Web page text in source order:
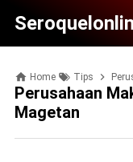
Home Tips
Perusahaan
Magetan